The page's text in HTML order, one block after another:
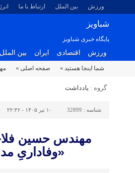
ورزش بین الملل ارتباط با ما
شباویز
پایگاه خبری شباویز
ورزش اقتصادی ایران بین الملل
شما اینجا هستید » صفحه اصلی »
گروه : یادداشت
شناسه : 32899 ۱۰ تیر ۱۴۰۵ - ۲۲:۳۶
مهندس حسین
«وفاداریِ